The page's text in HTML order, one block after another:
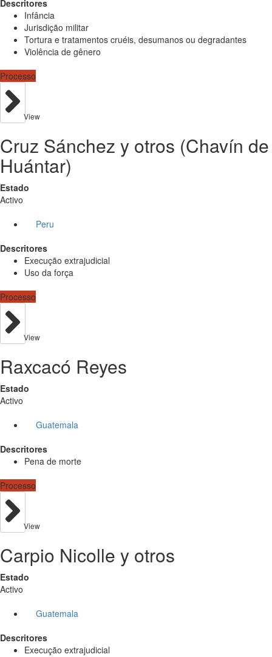
Descritores
Infância
Jurisdição militar
Tortura e tratamentos cruéis, desumanos ou degradantes
Violência de gênero
Processo
View
Cruz Sánchez y otros (Chavín de
Huántar)
Estado
Activo
Peru
Descritores
Execução extrajudicial
Uso da força
Processo
View
Raxcacó Reyes
Estado
Activo
Guatemala
Descritores
Pena de morte
Processo
View
Carpio Nicolle y otros
Estado
Activo
Guatemala
Descritores
Execução extrajudicial